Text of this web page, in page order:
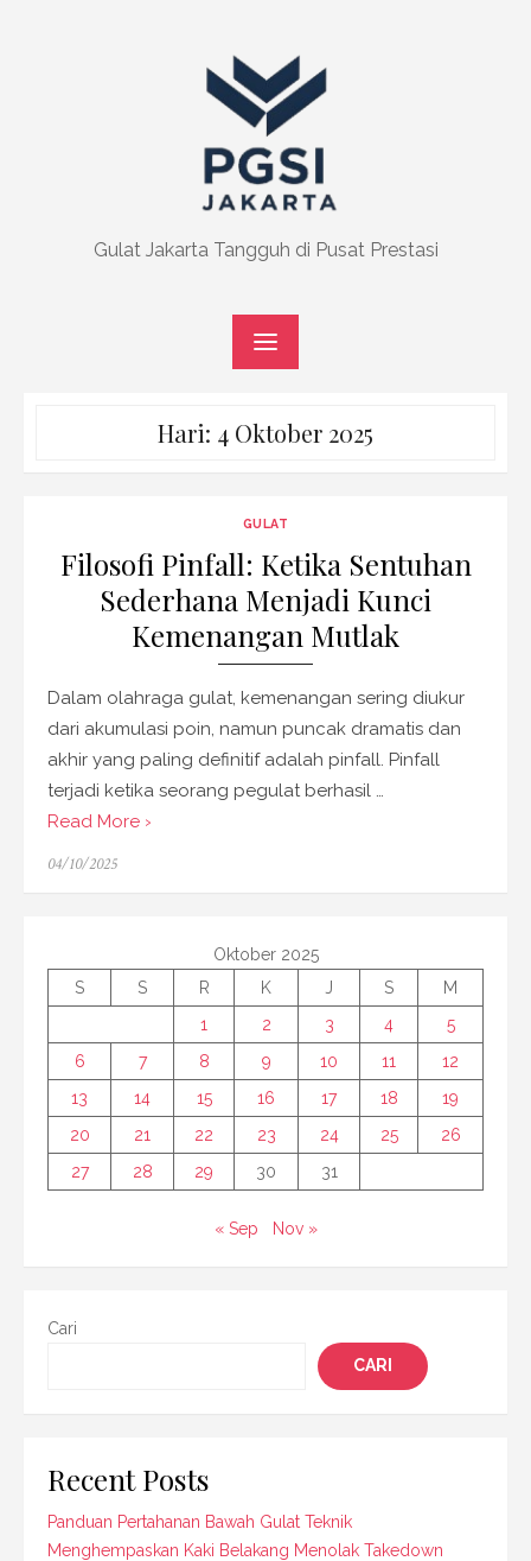
Gulat Jakarta Tangguh di Pusat Prestasi
Hari: 4 Oktober 2025
GULAT
Filosofi Pinfall: Ketika Sentuhan
Sederhana Menjadi Kunci
Kemenangan Mutlak
Dalam olahraga gulat, kemenangan sering diukur
dari akumulasi poin, namun puncak dramatis dan
akhir yang paling definitif adalah pinfall. Pinfall
terjadi ketika seorang pegulat berhasil …
Read More ›
Posted
04/10/2025
Oktober 2025
S
S R K J S
M
1
2 3 4
5
6
7 8 9 10 11
12
13
14 15 16 17 18
19
20
21 22 23 24 25
26
27
28 29 30 31
« Sep Nov »
Cari
CARI
Recent Posts
Panduan Pertahanan Bawah Gulat Teknik
Menghempaskan Kaki Belakang Menolak Takedown